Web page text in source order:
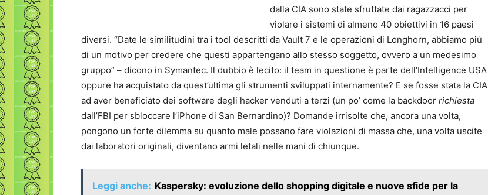
dalla CIA sono state sfruttate dai ragazzacci per
violare i sistemi di almeno 40 obiettivi in 16 paesi
diversi. “Date le similitudini tra i tool descritti da Vault 7 e le operazioni di Longhorn, abbiamo più
di un motivo per credere che questi appartengano allo stesso soggetto, ovvero a un medesimo
gruppo” – dicono in Symantec. Il dubbio è lecito: il team in questione è parte dell’Intelligence USA
oppure ha acquistato da quest’ultima gli strumenti sviluppati internamente? E se fosse stata la CIA
ad aver beneficiato dei software degli hacker venduti a terzi (un po’ come la backdoor richiesta
dall’FBI per sbloccare l’iPhone di San Bernardino)? Domande irrisolte che, ancora una volta,
pongono un forte dilemma su quanto male possano fare violazioni di massa che, una volta uscite
dai laboratori originali, diventano armi letali nelle mani di chiunque.
Leggi anche: Kaspersky: evoluzione dello shopping digitale e nuove sfide per la